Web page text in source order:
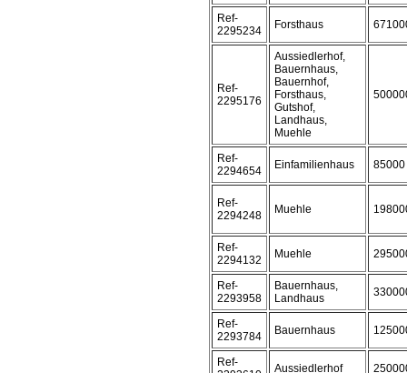
Ref-
2295234
Forsthaus
Ref-
2295176
Aussiedlerhof,
Bauernhaus,
Bauernhof,
Forsthaus,
Gutshof,
Landhaus,
Muehle
Ref-
2294654
Einfamilienhaus 85000
Ref-
2294248
Muehle
Ref-
2294132
Muehle
Ref-
2293958
Bauernhaus,
Landhaus
Ref-
2293784
Bauernhaus
Ref-
Aussiedlerhof